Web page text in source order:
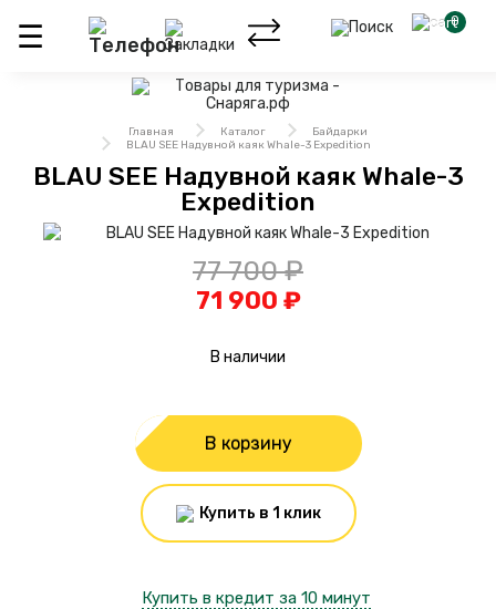
0
Главная Каталог
Байдарки
BLAU SEE Надувной каяк Whale-3 Expedition
BLAU SEE Надувной каяк Whale-3
Expedition
77 700 ₽
71 900 ₽
В наличии
В корзину
Купить в 1 клик
Купить в кредит за 10 минут